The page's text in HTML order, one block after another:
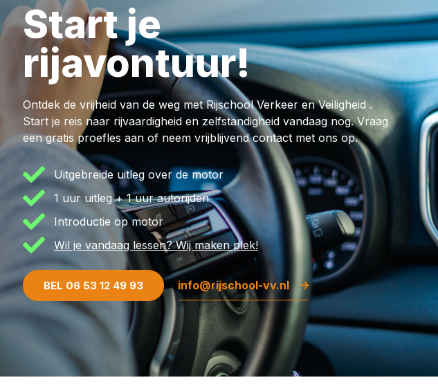
Start je
rijavontuur!
Ontdek de vrijheid van de weg met Rijschool Verkeer en Veiligheid .
Start je reis naar rijvaardigheid en zelfstandigheid vandaag nog. Vraag
een gratis proefles aan of neem vrijblijvend contact met ons op.
Uitgebreide uitleg over de motor
1 uur uitleg + 1 uur autorijden
Introductie op motor
Wil je vandaag lessen? Wij maken plek!
BEL 06 53 12 49 93 info@rijschool-vv.nl